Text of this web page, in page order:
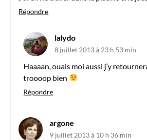
Répondre
lalydo
8 juillet 2013 à 23 h 53 min
Haaaan, ouais moi aussi j’y
troooop bien
Répondre
argone
9 juillet 2013 à 10 h 36 min